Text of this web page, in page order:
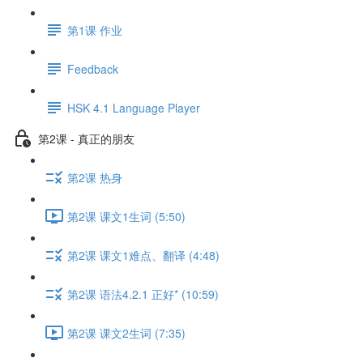
第1课 作业
Feedback
HSK 4.1 Language Player
第2课 - 真正的朋友
第2课 热身
第2课 课文1生词 (5:50)
第2课 课文1难点、翻译 (4:48)
第2课 语法4.2.1 正好* (10:59)
第2课 课文2生词 (7:35)